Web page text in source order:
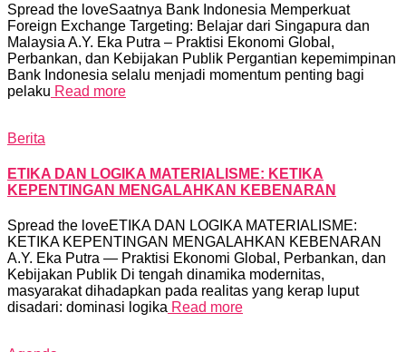
Spread the loveSaatnya Bank Indonesia Memperkuat
Foreign Exchange Targeting: Belajar dari Singapura dan
Malaysia A.Y. Eka Putra – Praktisi Ekonomi Global,
Perbankan, dan Kebijakan Publik Pergantian kepemimpinan
Bank Indonesia selalu menjadi momentum penting bagi
pelaku Read more
Berita
ETIKA DAN LOGIKA MATERIALISME: KETIKA
KEPENTINGAN MENGALAHKAN KEBENARAN
Spread the loveETIKA DAN LOGIKA MATERIALISME:
KETIKA KEPENTINGAN MENGALAHKAN KEBENARAN
A.Y. Eka Putra — Praktisi Ekonomi Global, Perbankan, dan
Kebijakan Publik Di tengah dinamika modernitas,
masyarakat dihadapkan pada realitas yang kerap luput
disadari: dominasi logika Read more